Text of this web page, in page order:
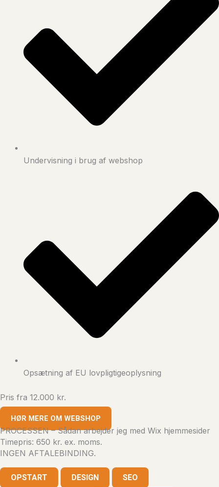
Undervisning i brug af webshop
Opsætning af EU lovpligtigeoplysning
Pris fra 12.000 kr.
HØR MERE OM WEBSHOP
PROCESSEN – Sådan arbejder jeg med Wix hjemmesider
Timepris: 650 kr. ex. moms.
INGEN AFTALEBINDING.
OPSTART DESIGN
SEO